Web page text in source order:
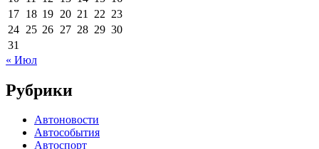
17 18 19 20 21 22 23
24 25 26 27 28 29 30
31
« Июл
Рубрики
Автоновости
Автособытия
Автоспорт